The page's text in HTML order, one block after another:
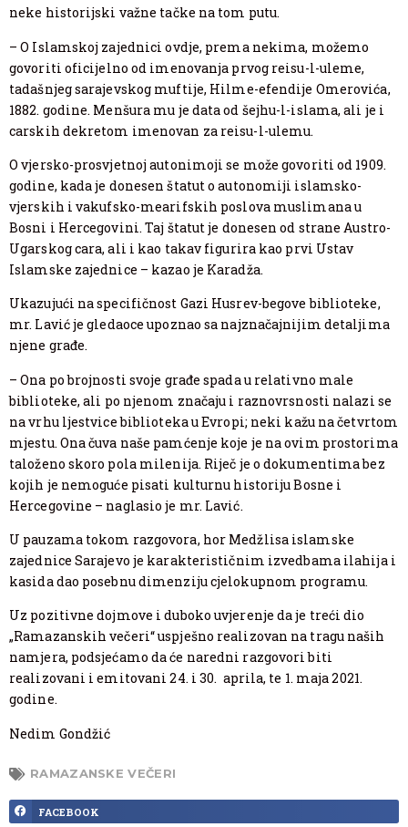
neke historijski važne tačke na tom putu.
– O Islamskoj zajednici ovdje, prema nekima, možemo
govoriti oficijelno od imenovanja prvog reisu-l-uleme,
tadašnjeg sarajevskog muftije, Hilme-efendije Omerovića,
1882. godine. Menšura mu je data od šejhu-l-islama, ali je i
carskih dekretom imenovan za reisu-l-ulemu.
O vjersko-prosvjetnoj autonimoji se može govoriti od 1909.
godine, kada je donesen štatut o autonomiji islamsko-
vjerskih i vakufsko-mearifskih poslova muslimana u
Bosni i Hercegovini. Taj štatut je donesen od strane Austro-
Ugarskog cara, ali i kao takav figurira kao prvi Ustav
Islamske zajednice – kazao je Karadža.
Ukazujući na specifičnost Gazi Husrev-begove biblioteke,
mr. Lavić je gledaoce upoznao sa najznačajnijim detaljima
njene građe.
– Ona po brojnosti svoje građe spada u relativno male
biblioteke, ali po njenom značaju i raznovrsnosti nalazi se
na vrhu ljestvice biblioteka u Evropi; neki kažu na četvrtom
mjestu. Ona čuva naše pamćenje koje je na ovim prostorima
taloženo skoro pola milenija. Riječ je o dokumentima bez
kojih je nemoguće pisati kulturnu historiju Bosne i
Hercegovine – naglasio je mr. Lavić.
U pauzama tokom razgovora, hor Medžlisa islamske
zajednice Sarajevo je karakterističnim izvedbama ilahija i
kasida dao posebnu dimenziju cjelokupnom programu.
Uz pozitivne dojmove i duboko uvjerenje da je treći dio
„Ramazanskih večeri“ uspješno realizovan na tragu naših
namjera, podsjećamo da će naredni razgovori biti
realizovani i emitovani 24. i 30. aprila, te 1. maja 2021.
godine.
Nedim Gondžić
RAMAZANSKE VEČERI
FACEBOOK